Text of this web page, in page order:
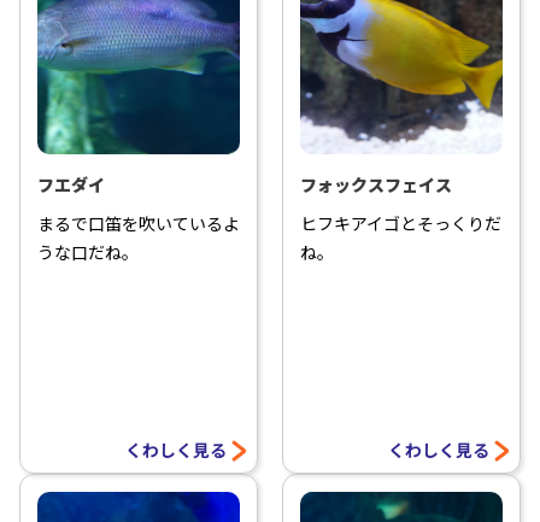
フエダイ
まるで口笛を吹いているよ
うな口だね。
くわしく見る
フォックスフェイス
ヒフキアイゴとそっくりだ
ね。
くわしく見る